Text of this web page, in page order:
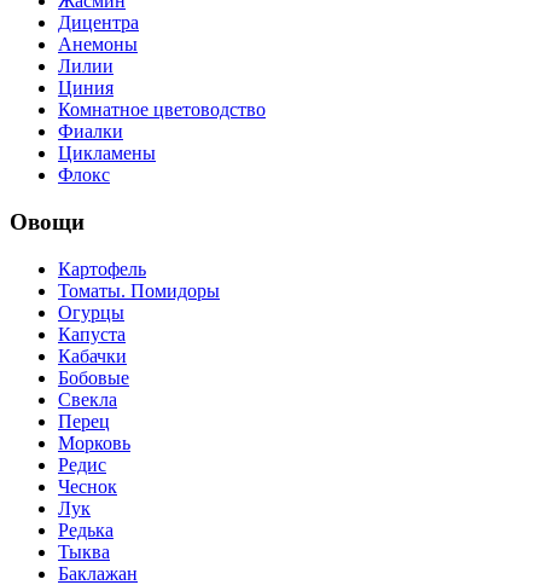
Дицентра
Анемоны
Лилии
Циния
Комнатное цветоводство
Фиалки
Цикламены
Флокс
Овощи
Картофель
Томаты. Помидоры
Огурцы
Капуста
Кабачки
Бобовые
Свекла
Перец
Морковь
Редис
Чеснок
Лук
Редька
Тыква
Баклажан